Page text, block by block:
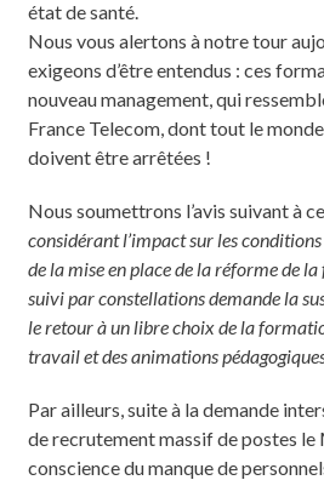
état de santé.
Nous vous alertons à notre tour
exigeons d’être entendus : ces
nouveau management, qui
France Telecom, dont tout le
doivent être arrêtées !
Nous soumettrons l’avis suivant à
considérant l’impact sur les
de la mise en place de la réforme de
suivi par constellations demande la
le retour à un libre choix de la
travail et des animations
Par ailleurs, suite à la demande
de recrutement massif de postes
conscience du manque de